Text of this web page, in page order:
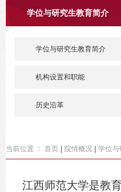
当前位置 ： 首页 院情概况 学位与
江西师范大学是教
学位与研究生教育简介
学位与研究生教育简介
机构设置和职能
历史沿革